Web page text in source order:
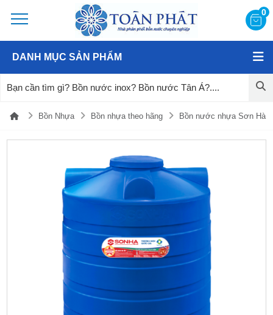
0
DANH MỤC SẢN PHẨM
Bồn Nhựa Bồn nhựa theo hãng Bồn nước nhựa Sơn Hà